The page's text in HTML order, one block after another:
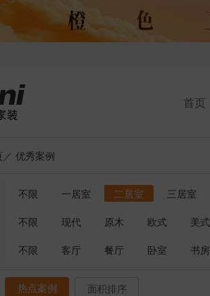
首页
／ 优秀案例
不限 一居室 二居室 三居室
不限 现代 原木 欧式 美式
不限 客厅 餐厅 卧室 书房
热点案例 面积排序